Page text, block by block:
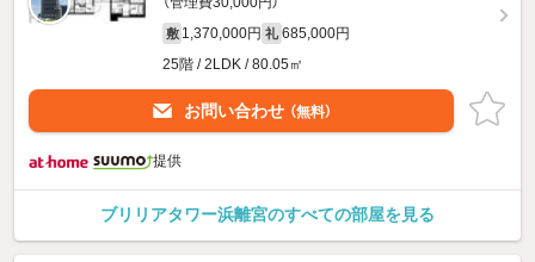
敷 1,370,000円 礼 685,000円
25階 / 2LDK / 80.05㎡
お問い合わせ （無料）
提供
ブリリアタワー浜離宮のすべての部屋を見る